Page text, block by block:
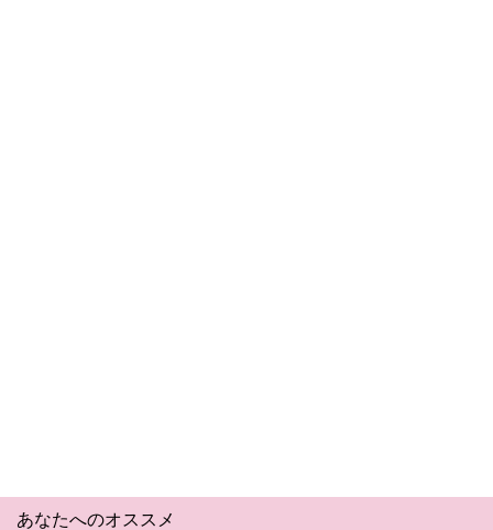
あなたへのオススメ